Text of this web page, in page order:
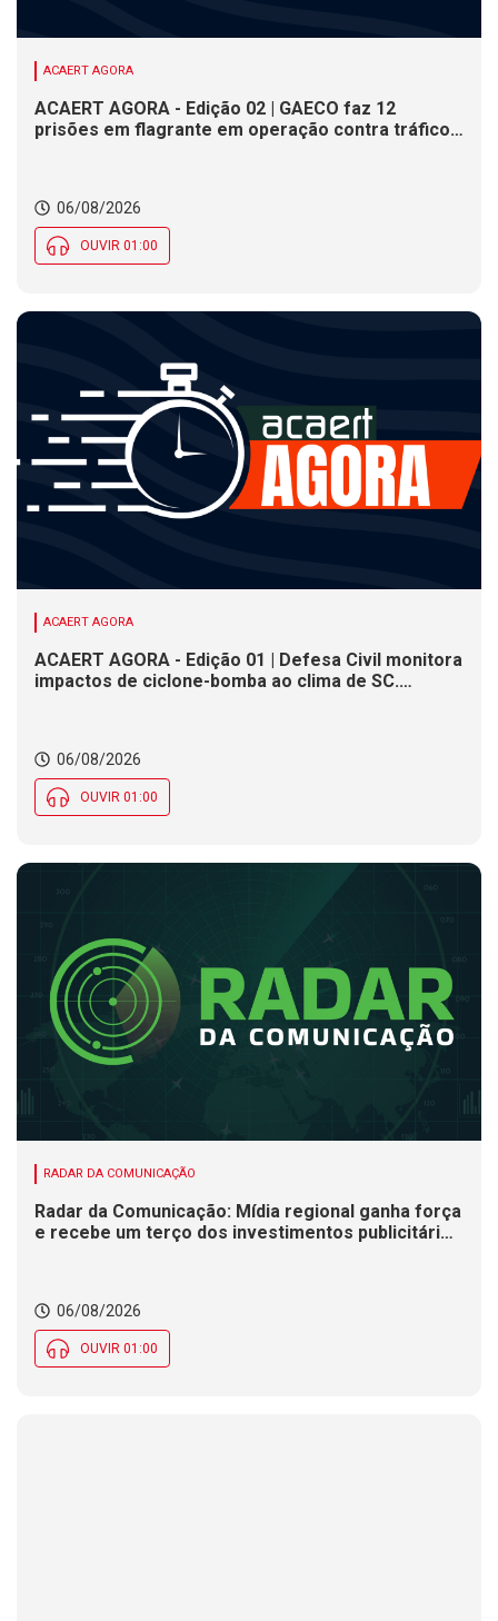
ACAERT AGORA
ACAERT AGORA - Edição 02 | GAECO faz 12
prisões em flagrante em operação contra tráfico
cerâmica em SC
06/08/2026
OUVIR 01:00
ACAERT AGORA
ACAERT AGORA - Edição 01 | Defesa Civil monitora
impactos de ciclone-bomba ao clima de SC.
seletivo nesta quinta (6)
06/08/2026
OUVIR 01:00
RADAR DA COMUNICAÇÃO
Radar da Comunicação: Mídia regional ganha força
e recebe um terço dos investimentos publicitários
06/08/2026
OUVIR 01:00